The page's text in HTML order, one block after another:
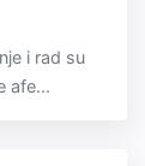
i rad su
afe...